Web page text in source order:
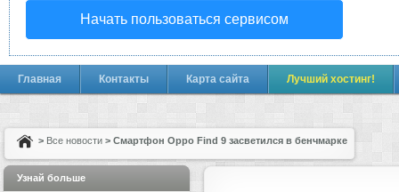
Начать пользоваться сервисом
Главная Контакты Карта сайта Лучший хостинг!
> Все новости > Cмартфон Oppo Find 9 засветился в бенчмарке
Узнай больше